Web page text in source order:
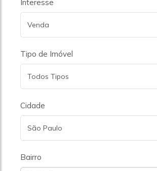
Interesse
Venda
Tipo de Imóvel
Todos Tipos
Cidade
São Paulo
Bairro